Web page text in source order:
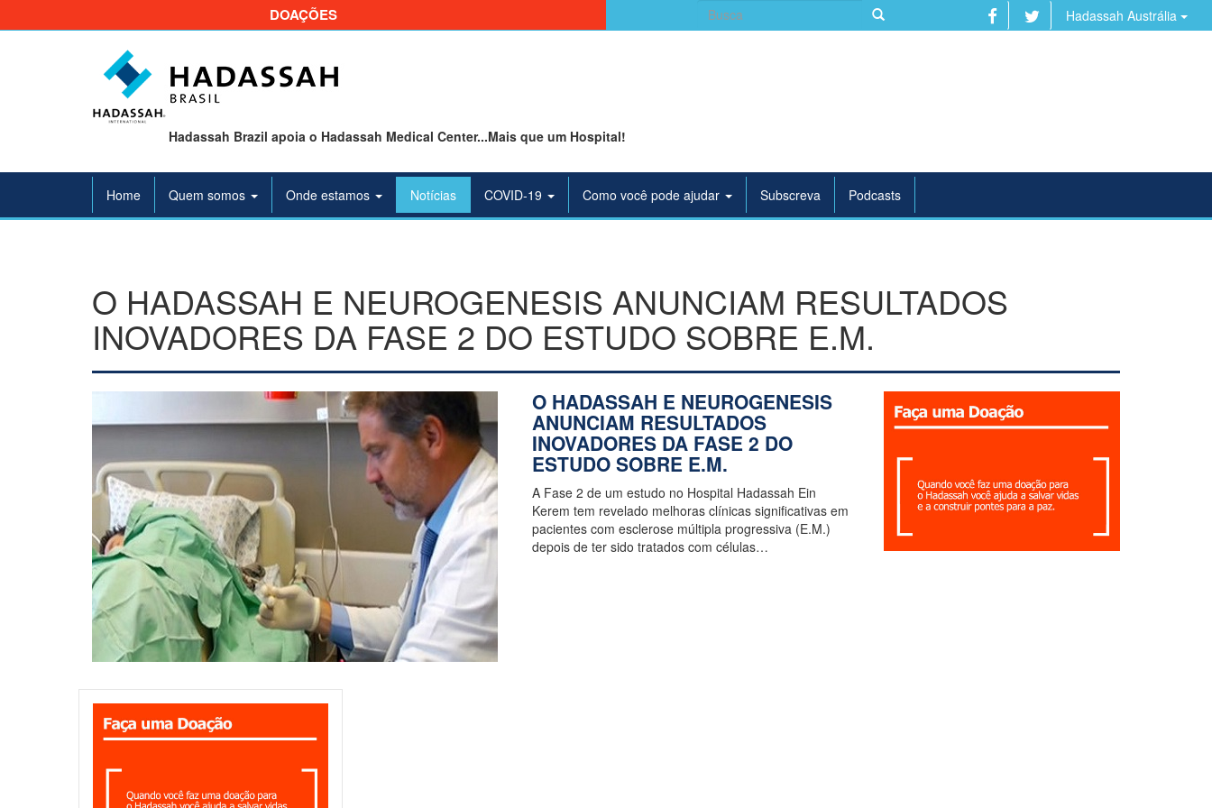
DOAÇÕES
Search
for:
Hadassah Austrália
Hadassah Brazil apoia o Hadassah Medical Center...Mais que um Hospital!
Home Quem somos Onde estamos Notícias COVID-19 Como você pode ajudar Subscreva Podcasts
O HADASSAH E NEUROGENESIS ANUNCIAM RESULTADOS
INOVADORES DA FASE 2 DO ESTUDO SOBRE E.M.
O HADASSAH E NEUROGENESIS
ANUNCIAM RESULTADOS
INOVADORES DA FASE 2 DO
ESTUDO SOBRE E.M.
A Fase 2 de um estudo no Hospital Hadassah Ein
Kerem tem revelado melhoras clínicas significativas em
pacientes com esclerose múltipla progressiva (E.M.)
depois de ter sido tratados com células…